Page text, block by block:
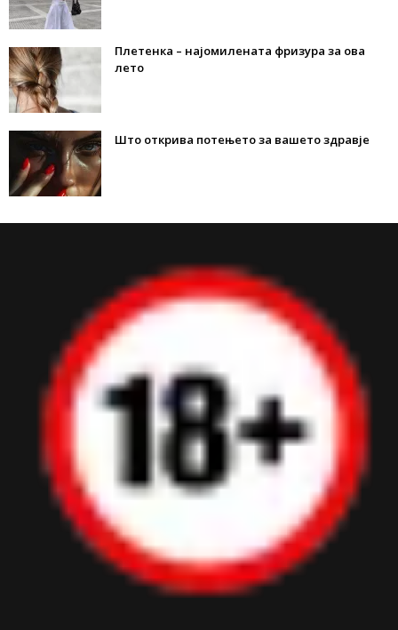
Плетенка – најомилената фризура за ова
лето
Што открива потењето за вашето здравје